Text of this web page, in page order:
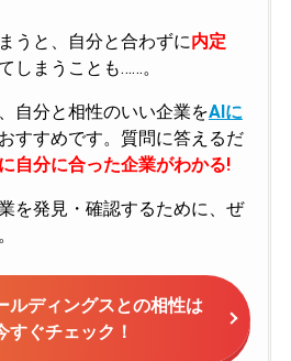
うと、自分と合わずに内定
しまうことも……。
自分と相性のいい企業をAIに
すすめです。質問に答えるだ
自分に合った企業がわかる!
を発見・確認するために、ぜ
ルディングスとの相性は
すぐチェック！